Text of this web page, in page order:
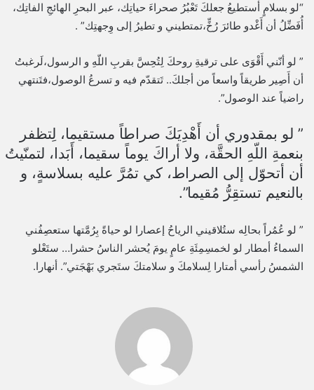
“لو بسلامٍ أستطيعُ جعلكَ تَعْبُرُ صحراءَ حياتِك، عبر البحرِ الهائجِ الفاتِك،
أُفَضِّلُ أن أَغْدو طائرَ رُخٍّ،تمتطيني و تطيرُ إلى وِجهتِك” .
” لو أنّني أَقْوَى على ترقيةِ روحكَ لِتُحِسَّ بقربِ اللّهِ و الرسول،لَرغبتُ
أن أَصِير طريقاً واسعاً من أجلكَ.. تَتقدّم فيه و تسرعُ الوصول،فتَنتهي
راضياً عند الوصول”.
” لو بمقدوري أن أَهْدِيَكَ صراطاً مستقيما، لِتظفر
بنعمةِ اللّهِ الحقَّة، ولا أراكَ يوماً سقيما، أَبَدا، لتمنّيتُ
أن أتحوّل إلى الصراط، كي تمُرَّ عليه بسلاسةٍ، و
بالنعيم تستقِرُّ مُقيما”.
” لو عُمُراً بحالِه ستُلاقيني الرياحُ إعصارا لو حياةً بِرُمَّتها ستعصِفُني
السماءُ أمطار لو لخمسِمِئَةِ عامٍ يومَ يُحشر الناسُ حشرا… ستَعْلو
الشمسُ رأسي أمتارا لِسلامكَ و سلامتكَ ستَجري بَهْجَتي”. أنهارا.